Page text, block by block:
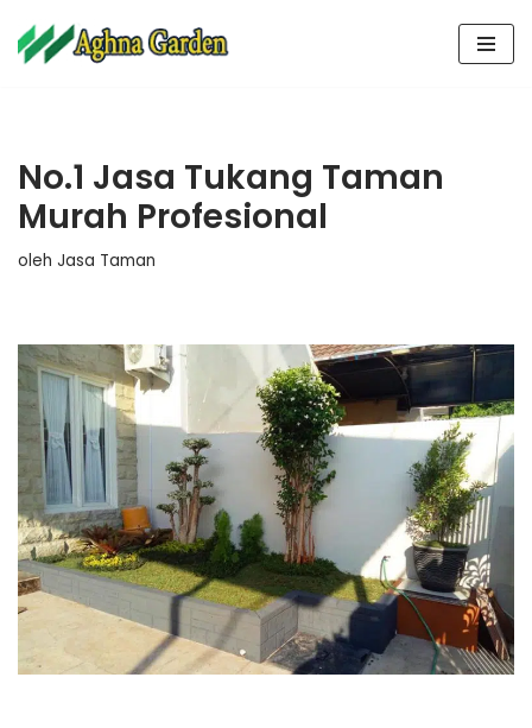
Lompat
No.1 Jasa Tukang Taman
Murah Profesional
oleh Jasa Taman